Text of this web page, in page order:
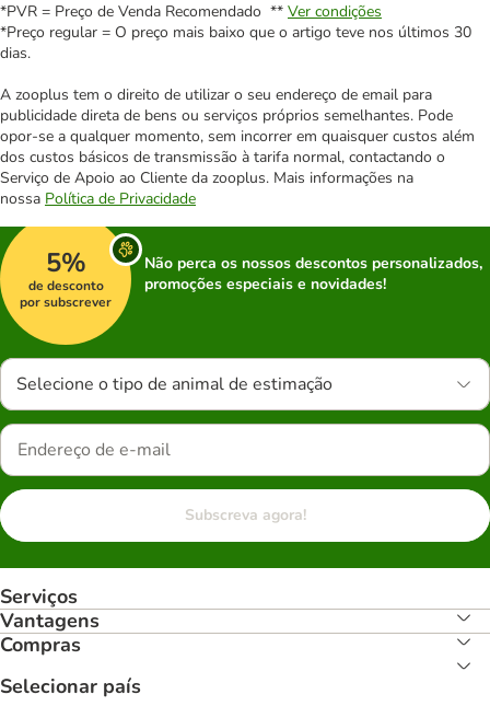
*PVR = Preço de Venda Recomendado ** Ver condições
*Preço regular = O preço mais baixo que o artigo teve nos últimos 30
dias.
A zooplus tem o direito de utilizar o seu endereço de email para
publicidade direta de bens ou serviços próprios semelhantes. Pode
opor-se a qualquer momento, sem incorrer em quaisquer custos além
dos custos básicos de transmissão à tarifa normal, contactando o
Serviço de Apoio ao Cliente da zooplus. Mais informações na
nossa Política de Privacidade
5%
de desconto
por subscrever
Não perca os nossos descontos personalizados,
promoções especiais e novidades!
Selecione o tipo de animal de estimação
Subscreva agora!
Serviços
Vantagens
Compras
Selecionar país